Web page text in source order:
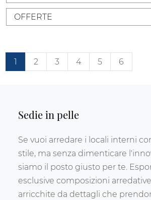
OFFERTE
1 2 3 4 5 6
Sedie in pelle
Se vuoi arredare i locali interni
stile, ma senza dimenticare
siamo il posto giusto per te.
esclusive composizioni
arricchite da dettagli che